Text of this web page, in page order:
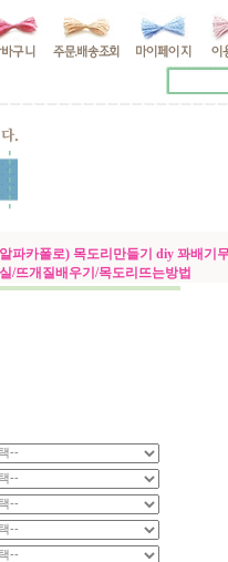
파카폴로) 목도리만들기 diy 꽈배기
/뜨개질배우기/목도리뜨는방법